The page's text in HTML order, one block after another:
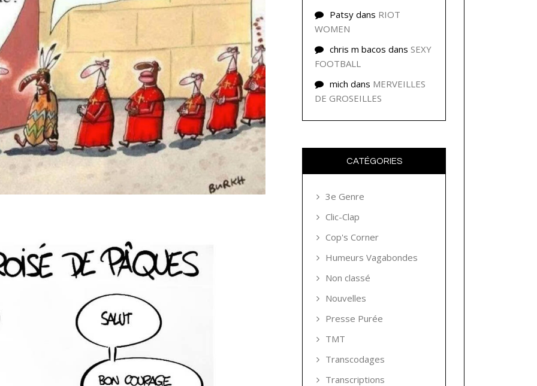
Patsy dans RIOT
WOMEN
chris m bacos dans SEXY
FOOTBALL
mich dans MERVEILLES
DE GROSEILLES
CATÉGORIES
3e Genre
Clic-Clap
Cop's Corner
Humeurs Vagabondes
Non classé
Nouvelles
Presse Purée
TMT
Transcodages
Transcriptions